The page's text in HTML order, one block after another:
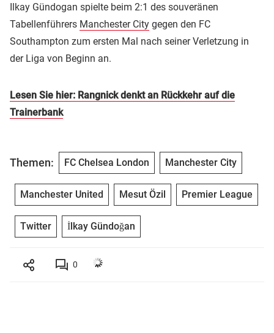
Ilkay Gündogan spielte beim 2:1 des souveränen
Tabellenführers Manchester City gegen den FC
Southampton zum ersten Mal nach seiner Verletzung in
der Liga von Beginn an.
Lesen Sie hier: Rangnick denkt an Rückkehr auf die
Trainerbank
Themen: FC Chelsea London Manchester City
Manchester United Mesut Özil Premier League
Twitter İlkay Gündoğan
0